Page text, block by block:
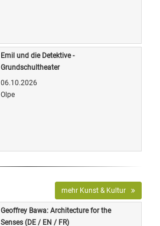
Emil und die Detektive -
Grundschultheater
06.10.2026
Olpe
mehr Kunst & Kultur
Geoffrey Bawa: Architecture for the
Senses (DE / EN / FR)